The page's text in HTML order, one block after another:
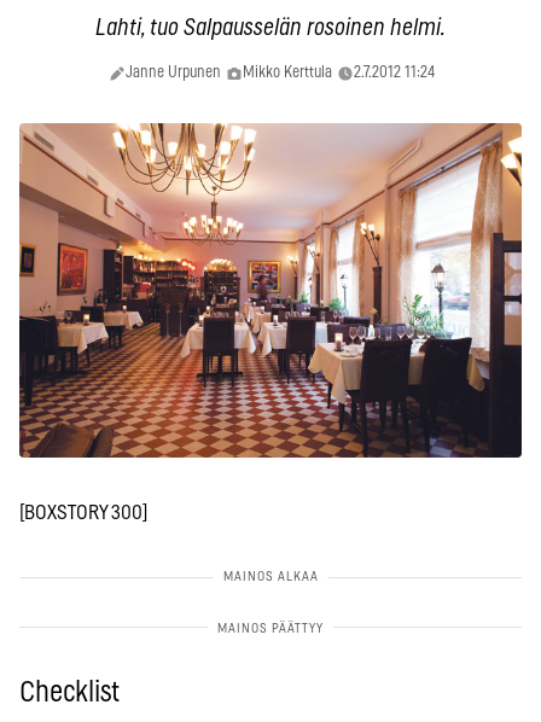
Lahti, tuo Salpausselän rosoinen helmi.
Janne Urpunen Mikko Kerttula 2.7.2012 11:24
[BOXSTORY 300]
Checklist